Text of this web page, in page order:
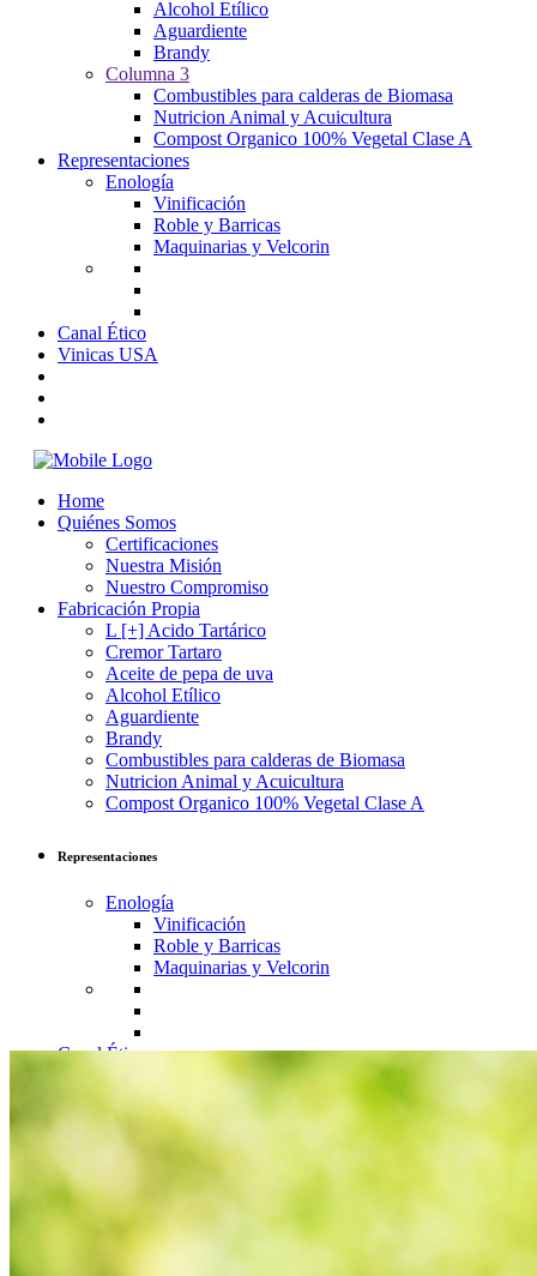
Alcohol Etílico
Aguardiente
Brandy
Columna 3
Combustibles para calderas de Biomasa
Nutricion Animal y Acuicultura
Compost Organico 100% Vegetal Clase A
Representaciones
Enología
Vinificación
Roble y Barricas
Maquinarias y Velcorin
Canal Ético
Vinicas USA
Home
Quiénes Somos
Certificaciones
Nuestra Misión
Nuestro Compromiso
Fabricación Propia
L [+] Acido Tartárico
Cremor Tartaro
Aceite de pepa de uva
Alcohol Etílico
Aguardiente
Brandy
Combustibles para calderas de Biomasa
Nutricion Animal y Acuicultura
Compost Organico 100% Vegetal Clase A
Representaciones
Enología
Vinificación
Roble y Barricas
Maquinarias y Velcorin
Canal Ético